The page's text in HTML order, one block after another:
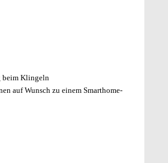
beim Klingeln
auf Wunsch zu einem Smarthome-